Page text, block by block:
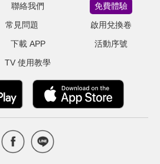
聯絡我們
常見問題
下載 APP
TV 使用教學
免費體驗
啟用兌換卷
活動序號